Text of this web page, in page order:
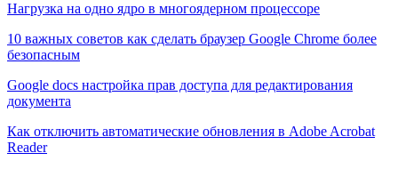
Нагрузка на одно ядро в многоядерном процессоре
10 важных советов как сделать браузер Google Chrome более
безопасным
Google docs настройка прав доступа для редактирования
документа
Как отключить автоматические обновления в Adobe Acrobat
Reader